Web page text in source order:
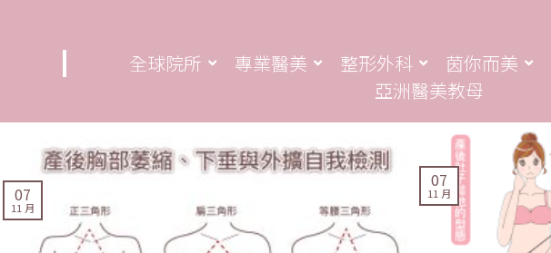
全球院所 專業醫美 整形外科 茵你而美
亞洲醫美教母
07
11 月
07
11 月